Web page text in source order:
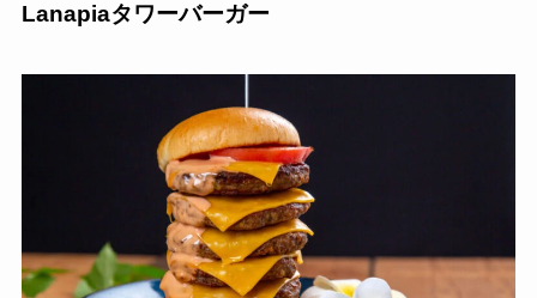
Lanapiaタワーバーガー